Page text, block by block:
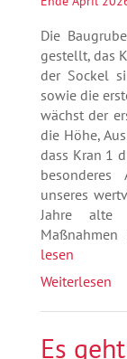
Die
gestellt, das
der Sockel
sowie die
wächst der
die Höhe,
dass Kran 1
unseres
Jahre alte
lesen
Weiterlesen
Es